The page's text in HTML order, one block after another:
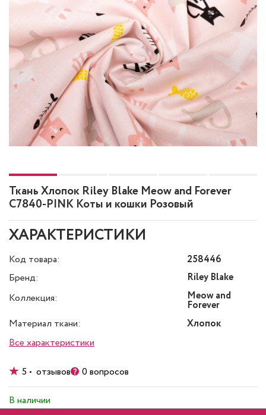
Ткань Хлопок Riley Blake Meow and Forever
C7840-PINK Коты и кошки Розовый
ХАРАКТЕРИСТИКИ
Код товара:
258446
Бренд:
Riley Blake
Коллекция:
Meow and
Forever
Материал ткани:
Хлопок
Все характеристики
5 • отзывов 0 вопросов
В наличии